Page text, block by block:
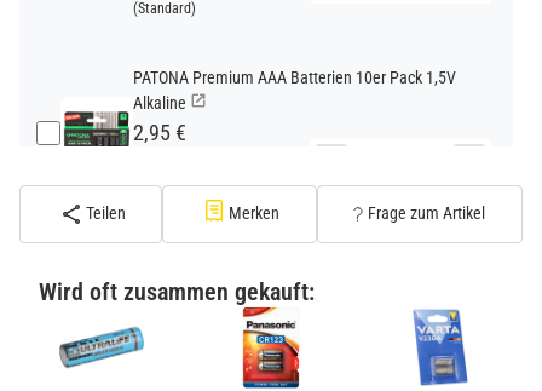
(Standard)
PATONA Premium AAA Batterien 10er Pack 1,5V
Alkaline
2,95 €
(Standard)
Lithium
inkl. 19% USt. zzgl.Versand
(Gefahrgut UN3090 Versand
+
Teilen Merken Frage zum Artikel
Wird oft zusammen gekauft: